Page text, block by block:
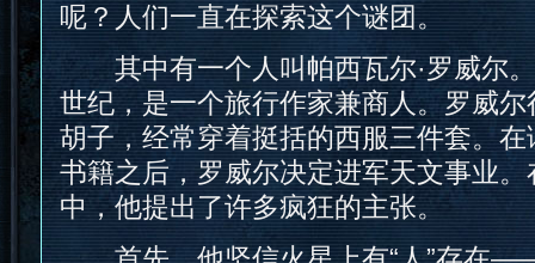
呢？人们一直在探索这个谜团。
其中有一个人叫帕西瓦尔·罗威尔。
世纪，是一个旅行作家兼商人。罗威
胡子，经常穿着挺括的西服三件套。
书籍之后，罗威尔决定进军天文事业
中，他提出了许多疯狂的主张。